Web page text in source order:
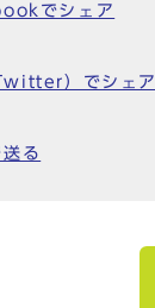
でシェア
）でシェア
る